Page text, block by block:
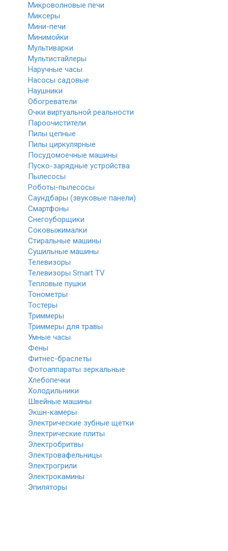
Микроволновые печи
Миксеры
Мини-печи
Минимойки
Мультиварки
Мультистайлеры
Наручные часы
Насосы садовые
Наушники
Обогреватели
Очки виртуальной реальности
Пароочистители
Пилы цепные
Пилы циркулярные
Посудомоечные машины
Пуско-зарядные устройства
Пылесосы
Роботы-пылесосы
Саундбары (звуковые панели)
Смартфоны
Снегоуборщики
Соковыжималки
Стиральные машины
Сушильные машины
Телевизоры
Телевизоры Smart TV
Тепловые пушки
Тонометры
Тостеры
Триммеры
Триммеры для травы
Умные часы
Фены
Фитнес-браслеты
Фотоаппараты зеркальные
Хлебопечки
Холодильники
Швейные машины
Экшн-камеры
Электрические зубные щетки
Электрические плиты
Электробритвы
Электровафельницы
Электрогрили
Электрокамины
Эпиляторы